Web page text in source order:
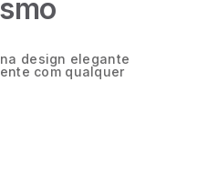
design elegante
com qualquer